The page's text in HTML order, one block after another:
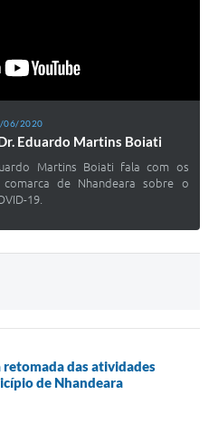
06/2020
Eduardo Martins Boiati
Martins Boiati fala com os
de Nhandeara sobre o
19.
retomada das atividades
de Nhandeara